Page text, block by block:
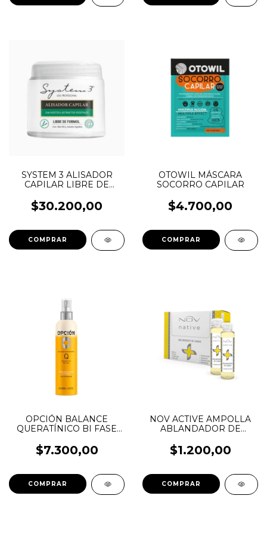
SYSTEM 3 ALISADOR
CAPILAR LIBRE DE
$30.200,00
OTOWIL MÁSCARA
SOCORRO CAPILAR
$4.700,00
COMPRAR
OPCIÓN BALANCE
QUERATÍNICO BI FASE
$7.300,00
NOV ACTIVE AMPOLLA
ABLANDADOR DE
$1.200,00